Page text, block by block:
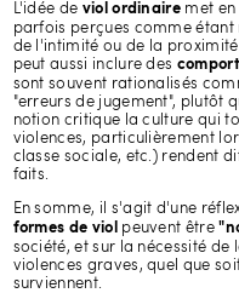
L'idée de viol ordinaire met
parfois perçues comme étant
de l'intimité ou de la
peut aussi inclure des
sont souvent rationalisés
"erreurs de jugement", plutôt
notion critique la culture qui
violences, particulièrement
classe sociale, etc.) rendent
faits.
En somme, il s'agit d'une
formes de viol
peuvent être
société, et sur la nécessité
violences graves, quel que
surviennent.